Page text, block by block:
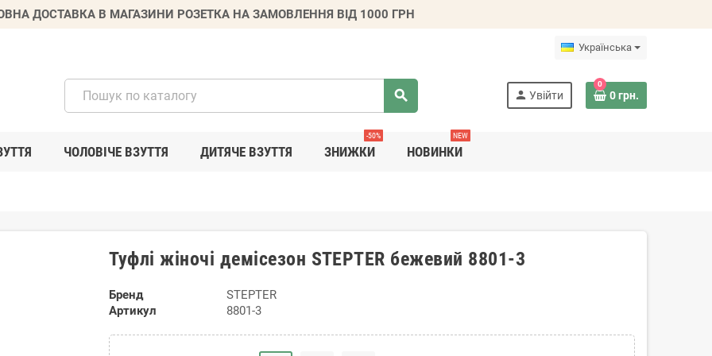
ДОСТАВКА В МАГАЗИНИ РОЗЕТКА НА ЗАМОВЛЕННЯ ВІД 1000 ГРН
Українська
search person Увійти
0
0 грн.
ЧОЛОВІЧЕ ВЗУТТЯ ДИТЯЧЕ ВЗУТТЯ ЗНИЖКИ
-50%
НОВИНКИ
NEW
Туфлі жіночі демісезон STEPTER бежевий 8801-3
Бренд
STEPTER
Артикул
8801-3